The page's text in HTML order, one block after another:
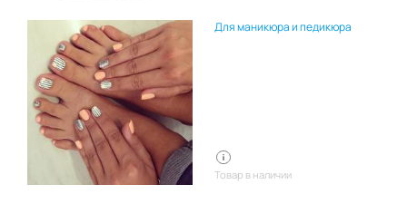
Для маникюра и педикюра
Товар в наличии